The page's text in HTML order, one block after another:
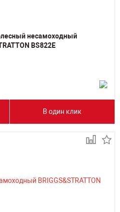
несамоходный
BS822E
В один клик